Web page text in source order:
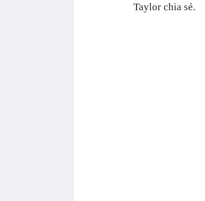
Taylor chia sẻ.